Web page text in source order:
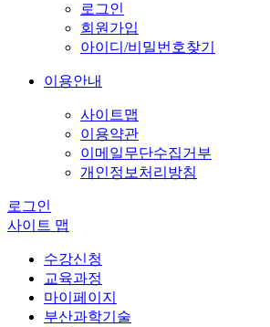
로그인
회원가입
아이디/비밀번호찾기
이용안내
사이트맵
이용약관
이메일무단수집거부
개인정보처리방침
로그인
사이트 맵
수강신청
교육과정
마이페이지
부산과학기술